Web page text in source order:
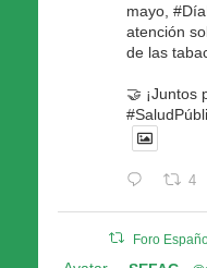
mayo,
atención
de las
🤝 ¡Juntos
4
Foro